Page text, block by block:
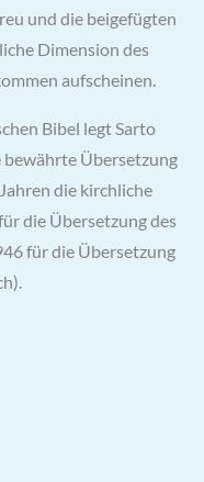
und die beigefügten
Dimension des
aufscheinen.
Bibel legt Sarto
Übersetzung
die kirchliche
die Übersetzung des
für die Übersetzung